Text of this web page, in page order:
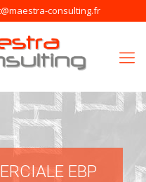
consulting.fr
EBP